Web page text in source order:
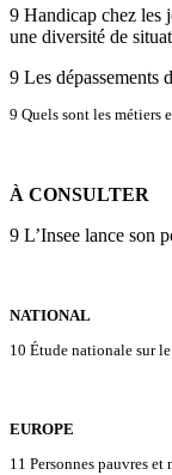
9 Handicap chez les
une diversité de
9 Les dépassements
9 Quels sont les métiers
À CONSULTER
9 L’Insee lance son
NATIONAL
10 Étude nationale sur
EUROPE
11 Personnes pauvres et